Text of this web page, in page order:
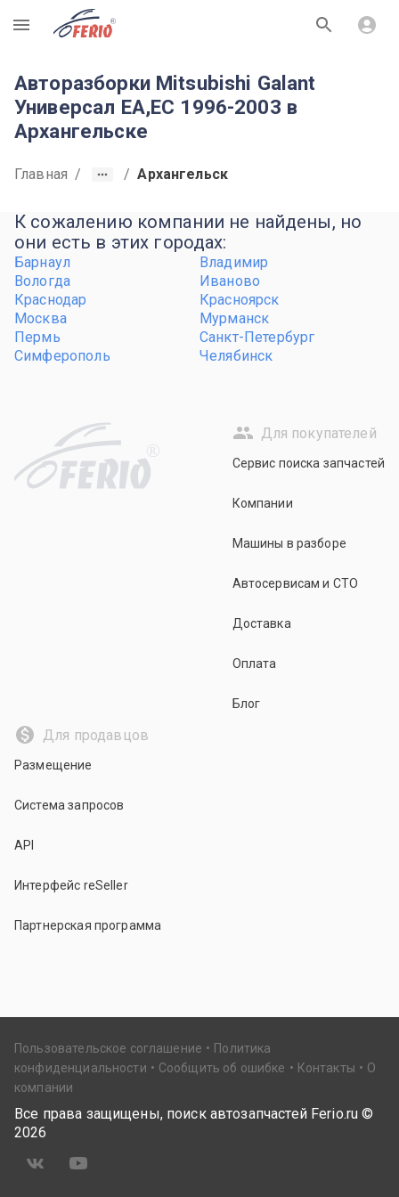
R
Авторазборки Mitsubishi Galant
Универсал EA,EC 1996-2003 в
Архангельске
Главная / / Архангельск
К сожалению компании не найдены, но
они есть в этих городах:
Барнаул
Владимир
Вологда
Иваново
Краснодар
Красноярск
Москва
Мурманск
Пермь
Санкт-Петербург
Симферополь
Челябинск
R
Для покупателей
Сервис поиска запчастей
Компании
Машины в разборе
Автосервисам и СТО
Доставка
Оплата
Блог
Для продавцов
Размещение
Система запросов
API
Интерфейс reSeller
Партнерская программа
Пользовательское соглашение
Политика
конфиденциальности
Сообщить об ошибке Контакты
О
компании
Все права защищены, поиск автозапчастей Ferio.ru ©
2026